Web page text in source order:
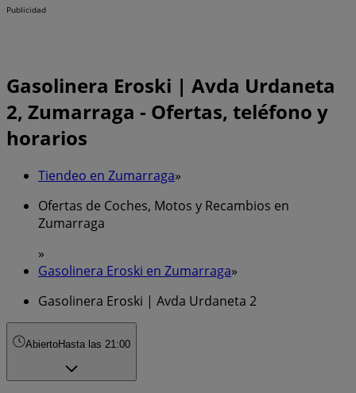
Publicidad
Gasolinera Eroski | Avda Urdaneta
2, Zumarraga - Ofertas, teléfono y
horarios
Tiendeo en Zumarraga»
Ofertas de Coches, Motos y Recambios en
Zumarraga
»
Gasolinera Eroski en Zumarraga»
Gasolinera Eroski | Avda Urdaneta 2
AbiertoHasta las 21:00